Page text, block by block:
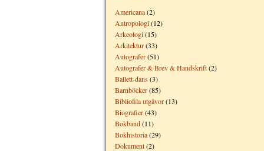
Americana(2)
Antropologi(12)
Arkeologi(15)
Arkitektur(33)
Autografer(51)
Autografer & Brev & Handskrift(2)
Ballett-dans (3)
Barnböcker(85)
Bibliofila utgåvor(13)
Biografier(43)
Bokband(11)
Bokhistoria(29)
Dokument(2)